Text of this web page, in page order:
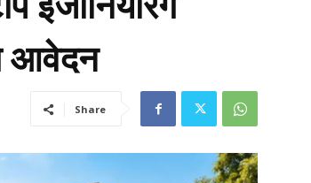
आवेदन
Share